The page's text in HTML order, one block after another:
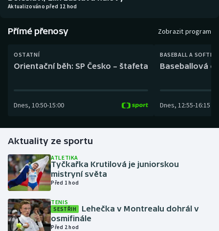
Curling
Dostihy
Futsal
Golf
Gymnastika
Házená
Jezdectví
Judo
Aktualizováno před 12 hod
Přímé přenosy Zobrazit program
OSTATNÍ
Orientační běh: SP Česko – štafeta
Dnes, 10:50-15:00
BASEBALL A
Baseballová
Dnes, 12:55-16:15
Aktuality ze sportu
ATLETIKA
Tyčkařka Krutilová je juniorskou
mistryní světa
Před 1 hod
TENIS
SESTŘIH
Lehečka v Montrealu dohrál v
osmifinále
Před 2 hod